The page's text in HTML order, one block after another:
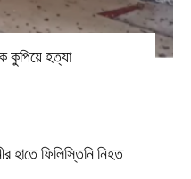
কুপিয়ে হত্যা
হাতে ফিলিস্তিনি নিহত